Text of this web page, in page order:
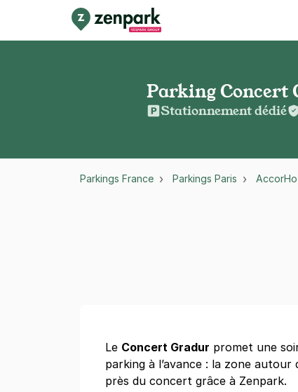
Parking Concert
Stationnement dédié
Parkings France Parkings Paris
Le Concert Gradur promet une
parking à l’avance : la zone autour
près du concert grâce à Zenpark.